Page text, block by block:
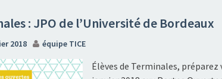
: JPO de l’Université de Bordeaux
2018 équipe TICE
Élèves de Terminales, préparez